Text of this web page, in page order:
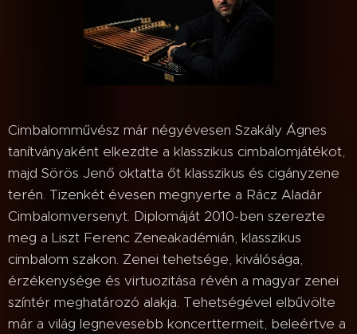
Cimbalomművész már négyévesen Szakály Ágnes
tanítványaként elkezdte a klasszikus cimbalomjátékot,
majd Sörös Jenő oktatta őt klasszikus és cigányzene
terén. Tizenkét évesen megnyerte a Rácz Aladár
Cimbalomversenyt. Diplomáját 2010-ben szerezte
meg a Liszt Ferenc Zeneakadémián, klasszikus
cimbalom szakon. Zenei tehetsége, kiválósága,
érzékenysége és virtuozitása révén a magyar zenei
színtér meghatározó alakja. Tehetségével elbűvölte
már a világ legnevesebb koncerttermeit, beleértve a